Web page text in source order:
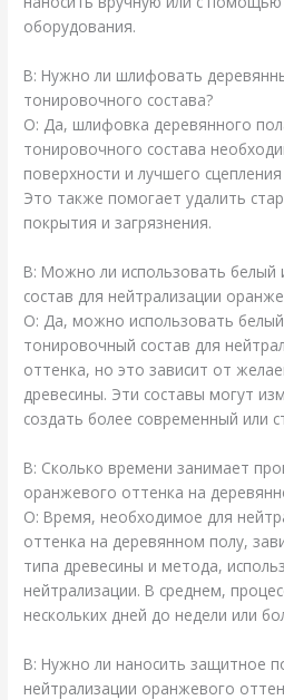
оборудования.
В: Нужно ли шлифовать
тонировочного состава?
О: Да, шлифовка деревянного
тонировочного состава
поверхности и лучшего
Это также помогает удалить
покрытия и загрязнения.
В: Можно ли использовать белый
состав для нейтрализации
О: Да, можно использовать
тонировочный состав для
оттенка, но это зависит от
древесины. Эти составы могут
создать более современный или
В: Сколько времени занимает
оранжевого оттенка на
О: Время, необходимое для
оттенка на деревянном полу,
типа древесины и метода,
нейтрализации. В среднем,
нескольких дней до недели или
В: Нужно ли наносить защитное
нейтрализации оранжевого